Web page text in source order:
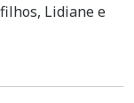
Lidiane e